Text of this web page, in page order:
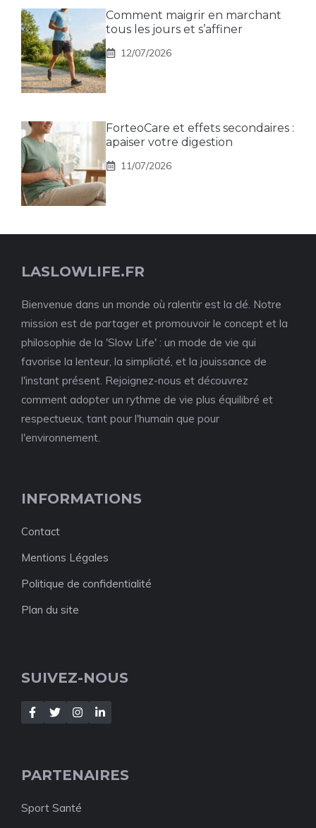
Comment maigrir en marchant
tous les jours et s’affiner
12/07/2026
ForteoCare et effets secondaires :
apaiser votre digestion
11/07/2026
LASLOWLIFE.FR
Bienvenue dans un monde où ralentir est la clé. Notre
mission est de partager et promouvoir le concept et la
philosophie de la 'Slow Life' : un mode de vie qui
favorise la lenteur, la simplicité, et la jouissance de
l'instant présent. Rejoignez-nous et découvrez
comment adopter un rythme de vie plus équilibré et
respectueux, tant pour l'humain que pour
l'environnement.
INFORMATIONS
Contact
Mentions Légales
Politique de confidentialité
Plan du site
SUIVEZ-NOUS
PARTENAIRES
Sport Santé